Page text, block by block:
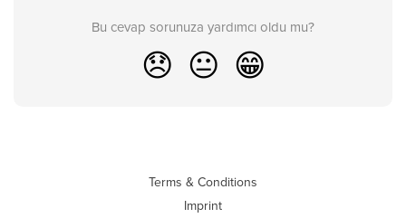
Bu cevap sorunuza yardımcı oldu mu?
😞 😐 😁
Terms & Conditions
Imprint